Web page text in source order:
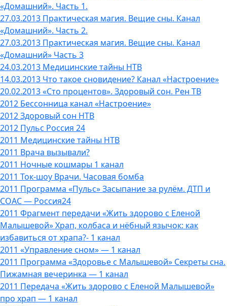
«Домашний». Часть 1.
27.03.2013 Практическая магия. Вещие сны. Канал
«Домашний». Часть 2.
27.03.2013 Практическая магия. Вещие сны. Канал
«Домашний» Часть 3
24.03.2013 Медицинские тайны НТВ
14.03.2013 Что такое сновидение? Канал «Настроение»
20.02.2013 «Сто процентов». Здоровый сон. Рен ТВ
2012 Бессонница канал «Настроение»
2012 Здоровый сон НТВ
2012 Пульс Россия 24
2011 Медицинские тайны НТВ
2011 Врача вызывали?
2011 Ночные кошмары 1 канал
2011 Ток-шоу Врачи. Часовая бомба
2011 Программа «Пульс» Засыпание за рулём. ДТП и
СОАС — Россия24
2011 Фрагмент передачи «Жить здорово с Еленой
Малышевой» Храп, колбаса и нёбный язычок: как
избавиться от храпа?- 1 канал
2011 «Управление сном» — 1 канал
2011 Программа «Здоровье с Малышевой» Секреты сна.
Пижамная вечеринка — 1 канал
2011 Передача «Жить здорово с Еленой Малышевой»
про храп — 1 канал